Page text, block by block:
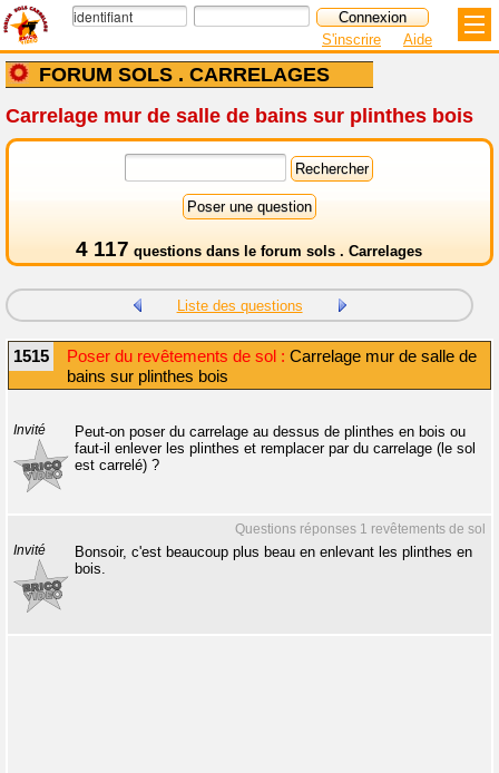
FORUM SOLS . CARRELAGES
S'inscrire Aide
Carrelage mur de salle de bains sur plinthes bois
4 117 questions dans le forum sols . Carrelages
Liste des questions
1515 Poser du revêtements de sol : Carrelage mur de salle de
bains sur plinthes bois
Invité
Peut-on poser du carrelage au dessus de plinthes en bois ou
faut-il enlever les plinthes et remplacer par du carrelage (le sol
est carrelé) ?
Questions réponses 1 revêtements de sol
Invité
Bonsoir, c'est beaucoup plus beau en enlevant les plinthes en
bois.